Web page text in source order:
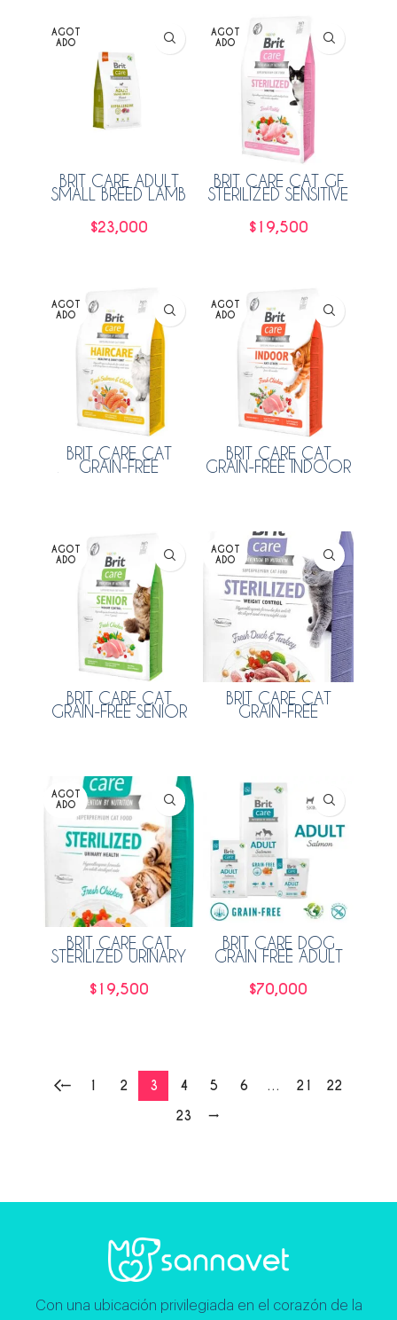
AGOT
ADO
BRIT CARE ADULT
SMALL BREED LAMB
3KG
$23,000
AGOT
ADO
BRIT CARE CAT GF
STERILIZED SENSITIVE
2KG
$19,500
AGOT
ADO
BRIT CARE CAT
GRAIN-FREE
HAIRCARE HEALTHY &
AGOT
ADO
BRIT CARE CAT
GRAIN-FREE INDOOR
ANTI-STRESS 2 KG
AGOT
ADO
BRIT CARE CAT
GRAIN-FREE SENIOR
WEIGHT CONTROL 2
AGOT
ADO
BRIT CARE CAT
GRAIN-FREE
STERILIZED WEIGHT
AGOT
ADO
BRIT CARE CAT
STERILIZED URINARY
2KG
$19,500
BRIT CARE DOG
GRAIN FREE ADULT
SALMON 12KG
$70,000
← 1 2 3 4 5 6 … 21
22
23
→
Con una ubicación privilegiada en el corazón de la